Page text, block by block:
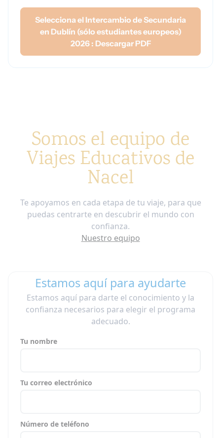
Selecciona el Intercambio de Secundaria
en Dublín (sólo estudiantes europeos)
2026 : Descargar PDF
Somos el equipo de
Viajes Educativos de
Nacel
Te apoyamos en cada etapa de tu viaje, para que
puedas centrarte en descubrir el mundo con
confianza.
Nuestro equipo
Estamos aquí para ayudarte
Estamos aquí para darte el conocimiento y la
confianza necesarios para elegir el programa
adecuado.
Tu nombre
Tu correo electrónico
Número de teléfono